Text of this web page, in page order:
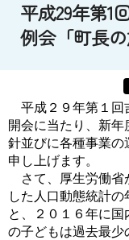
平成29年第1
例会「町長の
平成２９年第１回
開会に当たり、新
針並びに各種事業の
申し上げます。
さて、厚生労働省
した人口動態統計
と、２０１６年に国
の子どもは過去最少